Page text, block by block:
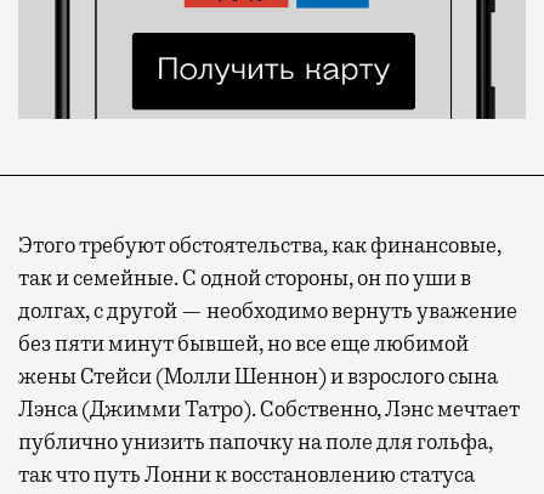
Современный путешественник часто берет
с собой не только чемодан, но и ноутбук.
А ожидание рейса все чаще превращается
не в потерянное время, а в возможность
спокойно закончить дела или спланировать
активности в путешествии, например
забронировать нужные билеты и рестораны.
Этого требуют обстоятельства, как финансовые,
так и семейные. С одной стороны, он по уши в
долгах, с другой — необходимо вернуть уважение
без пяти минут бывшей, но все еще любимой
жены Стейси (Молли Шеннон) и взрослого сына
Лэнса (Джимми Татро). Собственно, Лэнс мечтает
публично унизить папочку на поле для гольфа,
так что путь Лонни к восстановлению статуса